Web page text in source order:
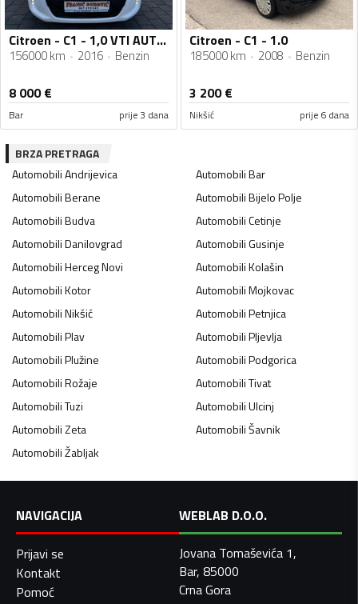
Citroen - C1 - 1,0 VTI AUTOMATIC
156000 km 2016 Benzin
8 000€
Bar prije 3 dana
Citroen - C1 - 1.0
185000 km 2008 Benzin
3 200€
Nikšić prije 6 dana
BRZA PRETRAGA
AutomobiliAndrijevica AutomobiliBar
AutomobiliBerane AutomobiliBijelo Polje
AutomobiliBudva AutomobiliCetinje
AutomobiliDanilovgrad AutomobiliGusinje
AutomobiliHerceg Novi AutomobiliKolašin
AutomobiliKotor AutomobiliMojkovac
AutomobiliNikšić AutomobiliPetnjica
AutomobiliPlav AutomobiliPljevlja
AutomobiliPlužine AutomobiliPodgorica
AutomobiliRožaje AutomobiliTivat
AutomobiliTuzi AutomobiliUlcinj
AutomobiliZeta AutomobiliŠavnik
AutomobiliŽabljak
NAVIGACIJA
Prijavi se
Kontakt
Pomoć
WEBLAB D.O.O.
Jovana Tomaševića 1,
Bar, 85000
Crna Gora